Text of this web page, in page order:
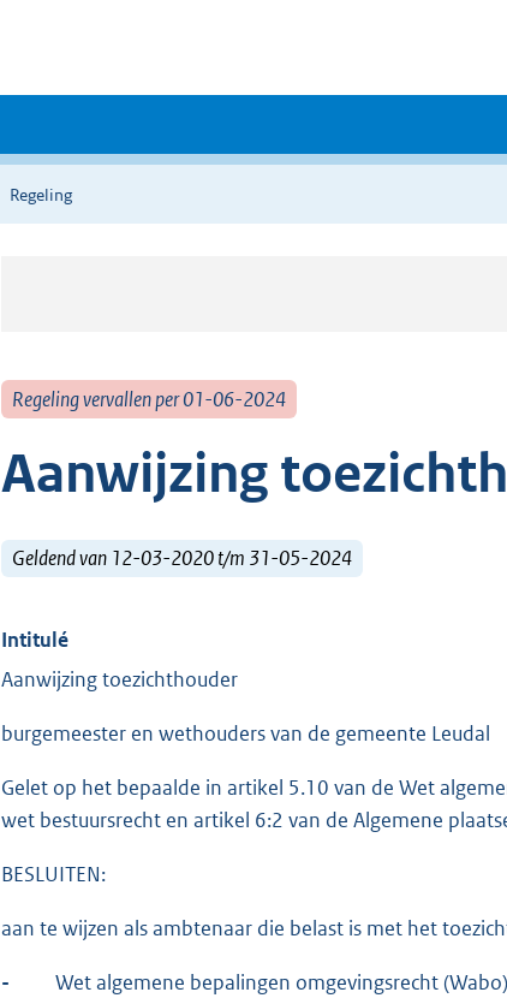
Regeling
Regeling vervallen per 01-06-2024
Aanwijzing
Geldend van 12-03-2020 t/m 31-05-2024
Intitulé
Aanwijzing toezichthouder
burgemeester en wethouders van de gemeente Leudal
Gelet op het bepaalde in artikel 5.10 van de Wet
wet bestuursrecht en artikel 6:2 van de Algemene
BESLUITEN:
aan te wijzen als ambtenaar die belast is met het
- Wet algemene bepalingen omgevingsrecht (Wabo)